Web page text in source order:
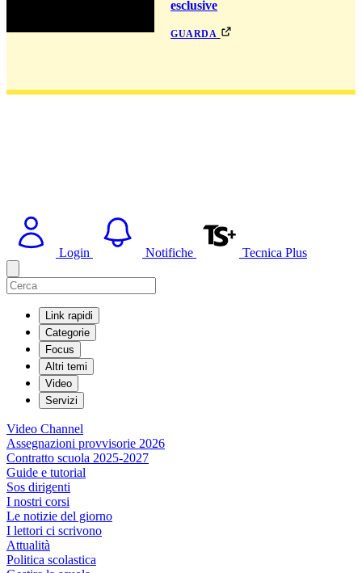
esclusive
guarda
Login Notifiche Tecnica Plus
Link rapidi
Categorie
Focus
Altri temi
Video
Servizi
Video Channel
Assegnazioni provvisorie 2026
Contratto scuola 2025-2027
Guide e tutorial
Sos dirigenti
I nostri corsi
Le notizie del giorno
I lettori ci scrivono
Attualità
Politica scolastica